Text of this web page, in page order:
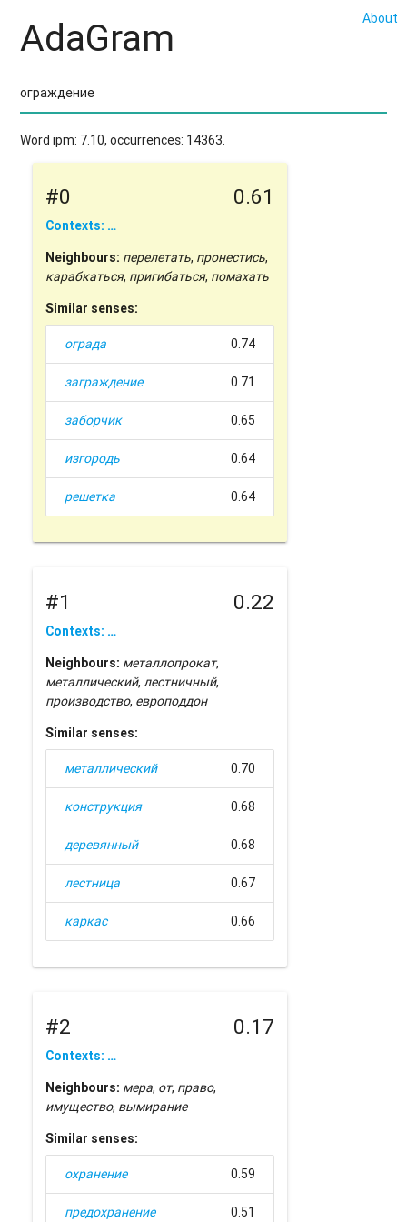
About
AdaGram
Word ipm: 7.10, occurrences: 14363.
#0 0.61
Contexts: …
Neighbours: перелетать, пронестись,
карабкаться, пригибаться, помахать
Similar senses:
ограда 0.74
заграждение 0.71
заборчик 0.65
изгородь 0.64
решетка 0.64
#1 0.22
Contexts: …
Neighbours: металлопрокат,
металлический,лестничный,
производство, европоддон
Similar senses:
металлический 0.70
конструкция 0.68
деревянный 0.68
лестница 0.67
каркас 0.66
#2 0.17
Contexts: …
Neighbours: мера, от, право,
имущество, вымирание
Similar senses:
охранение 0.59
предохранение 0.51